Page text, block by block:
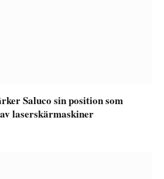
Saluco sin position som
laserskärmaskiner